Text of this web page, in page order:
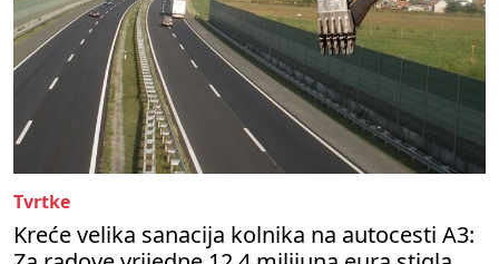
Tvrtke
Kreće velika sanacija kolnika na autocesti A3: